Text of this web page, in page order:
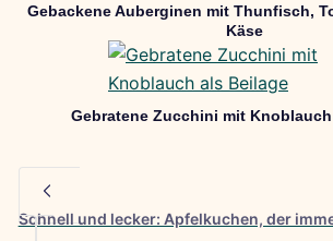
Gebackene Auberginen mit Thunfisch,
Käse
Gebratene Zucchini mit
Schnell und lecker: Apfelkuchen, der